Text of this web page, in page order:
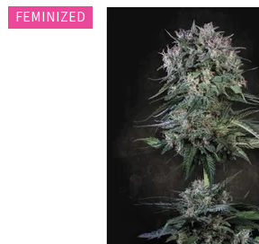
FEMINIZED